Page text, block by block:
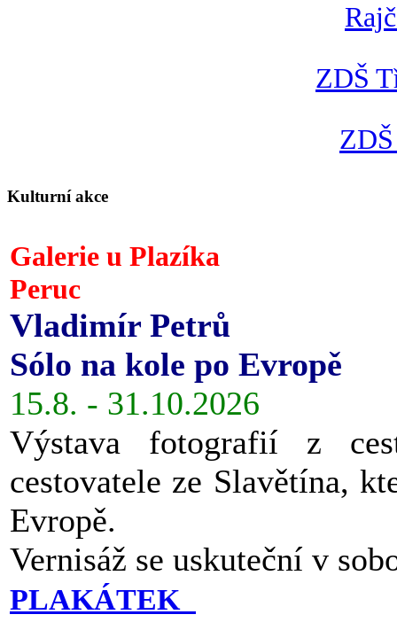
ZDŠ
Kulturní akce
Galerie u Plazíka
Peruc
Vladimír Petrů
Sólo na kole po Evropě
15.8. - 31.10.2026
Výstava fotografií z
cestovatele ze Slavětína,
Evropě.
Vernisáž se uskuteční v
PLAKÁTEK